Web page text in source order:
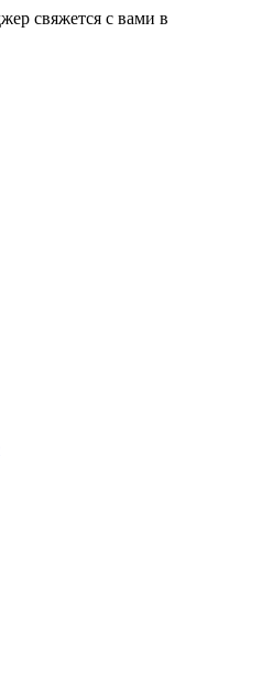
свяжется с вами в